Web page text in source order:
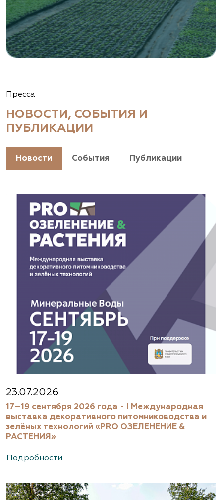
Пресса
НОВОСТИ, СОБЫТИЯ И
ПУБЛИКАЦИИ
Новости События Публикации
23.07.2026
17–19 сентября 2026 года - I Международная
выставка декоративного питомниководства и
зелёных технологий «PRO ОЗЕЛЕНЕНИЕ &
РАСТЕНИЯ»
Подробности